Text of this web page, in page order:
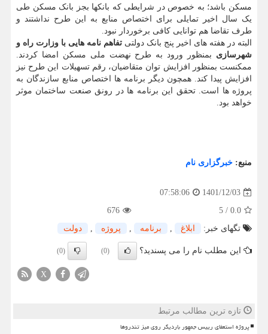
مسکن باشد؛ به خصوص در شرایطی که بانکها بجز بانک مسکن طی
یک سال اخیر تمایلی برای اختصاص منابع به این طرح نداشتند و
طرف تقاضا هم توانایی کافی برخوردار نبود.
البته در هفته های اخیر پنج بانک دولتی تفاهم نامه هایی با وزارت راه و
شهرسازی بمنظور ورود به طرح نهضت ملی مسکن امضا کردند.
ممکنست بمنظور افزایش توان متقاضیان، رقم تسهیلات این طرح نیز
افزایش پیدا کند. همچون دیگر برنامه ها اختصاص منابع سازندگان به
پروژه ها است. تحقق این برنامه ها در رونق صنعت ساختمان موثر
خواهد بود.
منبع: خبرگزاری نام
1401/12/03
07:58:06
0.0
/
5
676
تگهای خبر:
ابلاغ , برنامه , پروژه , دولت
این مطلب نام را می پسندید؟ (0)
(0)
X
تازه ترین مطالب مرتبط
پروژه استعفای رییس جمهور باردیگر روی میز تندروها